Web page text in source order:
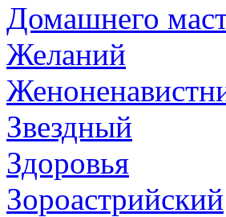
Домашнего
Желаний
Звездный
Здоровья
Зороастрийский